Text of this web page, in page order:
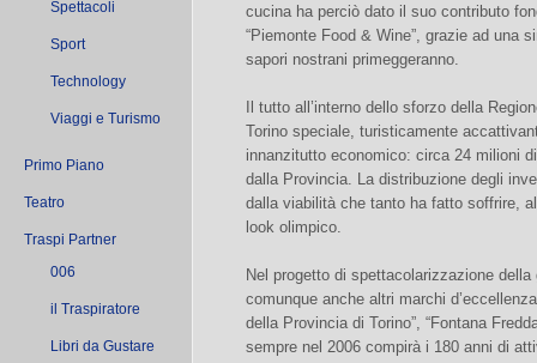
Spettacoli
Sport
Technology
Viaggi e Turismo
Primo Piano
Teatro
Traspi Partner
006
il Traspiratore
Libri da Gustare
cucina ha perciò dato il suo contributo
“Piemonte Food & Wine”, grazie ad una
sapori nostrani primeggeranno.
Il tutto all’interno dello sforzo della
Torino speciale, turisticamente
innanzitutto economico: circa 24 milioni
dalla Provincia. La distribuzione degli
dalla viabilità che tanto ha fatto soffrire,
look olimpico.
Nel progetto di spettacolarizzazione
comunque anche altri marchi
della Provincia di Torino”, “Fontana
sempre nel 2006 compirà i 180 anni di